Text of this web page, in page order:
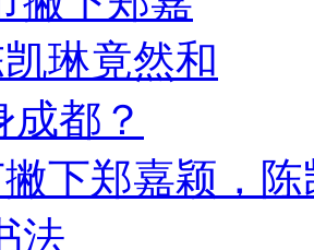
下郑嘉颖，